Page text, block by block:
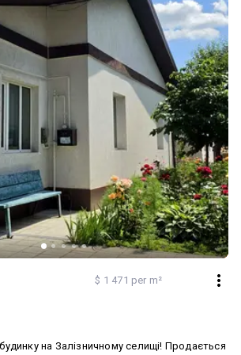
можливістю облаштування додаткових
для тих, хто хоче почати власний бізнес
варіант для сімейного
заходів.
$ 1 471 per m²
на Залізничному селищі! Продається